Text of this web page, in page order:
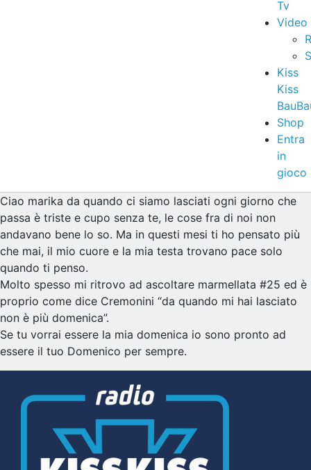
Tv
Video
Kiss
Kiss
Shop
Entra
in
gioco
Ciao marika da quando ci siamo lasciati ogni giorno che
passa è triste e cupo senza te, le cose fra di noi non
andavano bene lo so. Ma in questi mesi ti ho pensato più
che mai, il mio cuore e la mia testa trovano pace solo
quando ti penso.
Molto spesso mi ritrovo ad ascoltare marmellata #25 ed è
proprio come dice Cremonini “da quando mi hai lasciato
non è più domenica”.
Se tu vorrai essere la mia domenica io sono pronto ad
essere il tuo Domenico per sempre.